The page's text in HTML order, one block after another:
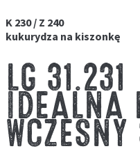
K 230 / Z 240
kukurydza na kiszonkę
LG 31.231
IDEALNA
WCZESNY